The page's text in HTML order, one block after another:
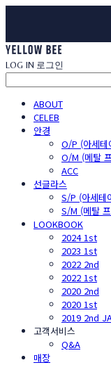
LOG IN 로그인
ABOUT
CELEB
안경
O/P (아세테
O/M (메탈
ACC
선글라스
S/P (아세테
S/M (메탈
LOOKBOOK
2024 1st
2023 1st
2022 2nd
2022 1st
2020 2nd
2020 1st
2019 2nd
고객서비스
Q&A
매장